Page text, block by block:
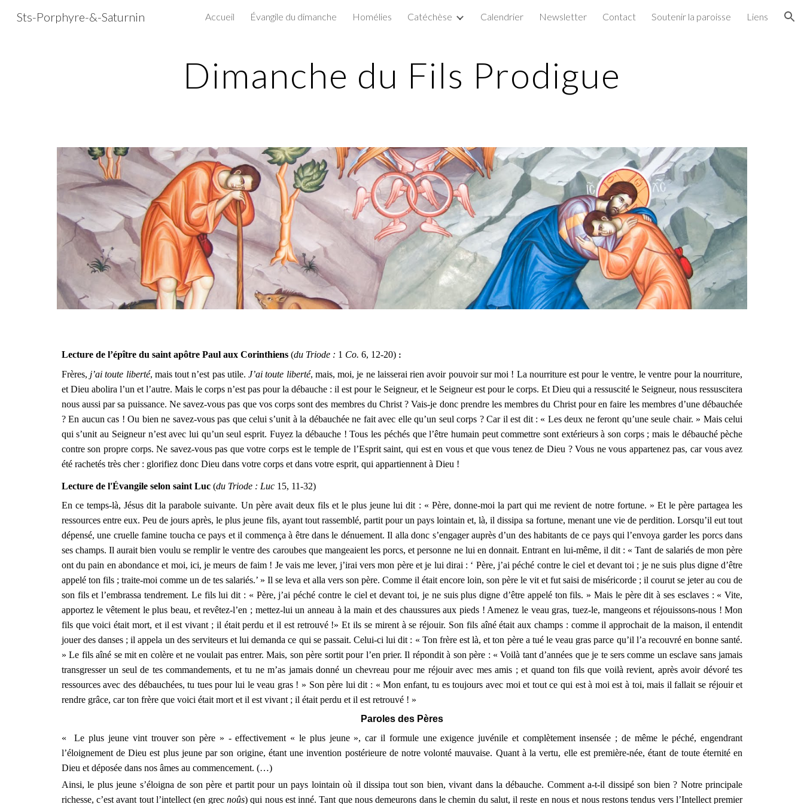
Skip to main content Skip to navigation
Sts-Porphyre-&-Saturnin Accueil Évangile du dimanche Homélies Catéchèse Calendrier Newsletter Contact Soutenir la paroisse Liens
Dimanche du Fils Prodigue
Lecture de l’épître du saint apôtre Paul aux Corinthiens (du Triode : 1 Co. 6, 12-20):
Frères, j’ai toute liberté, mais tout n’est pas utile.J’ai toute liberté, mais, moi, je ne laisserai rien avoir pouvoir sur moi ! La nourriture est pour le ventre, le ventre pour la nourriture,
et Dieu abolira l’un et l’autre. Mais le corps n’est pas pour la débauche : il est pour le Seigneur, et le Seigneur est pour le corps. Et Dieu qui a ressuscité le Seigneur, nous ressuscitera
nous aussi par sa puissance. Ne savez-vous pas que vos corps sont des membres du Christ ? Vais-je donc prendre les membres du Christ pour en faire les membres d’une débauchée
? En aucun cas ! Ou bien ne savez-vous pas que celui s’unit à la débauchée ne fait avec elle qu’un seul corps ? Car il est dit : « Les deux ne feront qu’une seule chair. » Mais celui
qui s’unit au Seigneur n’est avec lui qu’un seul esprit. Fuyez la débauche ! Tous les péchés que l’être humain peut commettre sont extérieurs à son corps ; mais le débauché pèche
contre son propre corps. Ne savez-vous pas que votre corps est le temple de l’Esprit saint, qui est en vous et que vous tenez de Dieu ? Vous ne vous appartenez pas, car vous avez
été rachetés très cher : glorifiez donc Dieu dans votre corps et dans votre esprit, qui appartiennent à Dieu !
Lecture de l'Évangile selon saint Luc(du Triode : Luc15, 11-32)
En ce temps-là, Jésus dit la parabole suivante. Un père avait deux fils et le plus jeune lui dit : « Père, donne-moi la part qui me revient de notre fortune. » Et le père partagea les
ressources entre eux. Peu de jours après, le plus jeune fils, ayant tout rassemblé, partit pour un pays lointain et, là, il dissipa sa fortune, menant une vie de perdition. Lorsqu’il eut tout
dépensé, une cruelle famine toucha ce pays et il commença à être dans le dénuement. Il alla donc s’engager auprès d’un des habitants de ce pays qui l’envoya garder les porcs dans
ses champs. Il aurait bien voulu se remplir le ventre des caroubes que mangeaient les porcs, et personne ne lui en donnait. Entrant en lui-même, il dit : « Tant de salariés de mon père
ont du pain en abondance et moi, ici, je meurs de faim ! Je vais me lever, j’irai vers mon père et je lui dirai : ‘ Père, j’ai péché contre le ciel et devant toi ; je ne suis plus digne d’être
appelé ton fils ; traite-moi comme un de tes salariés.’ » Il se leva et alla vers son père. Comme il était encore loin, son père le vit et fut saisi de miséricorde ; il courut se jeter au cou de
son fils et l’embrassa tendrement. Le fils lui dit : « Père, j’ai péché contre le ciel et devant toi, je ne suis plus digne d’être appelé ton fils. » Mais le père dit à ses esclaves : « Vite,
apportez le vêtement le plus beau, et revêtez-l’en ; mettez-lui un anneau à la main et des chaussures aux pieds ! Amenez le veau gras, tuez-le, mangeons et réjouissons-nous ! Mon
fils que voici était mort, et il est vivant ; il était perdu et il est retrouvé !» Et ils se mirent à se réjouir. Son fils aîné était aux champs : comme il approchait de la maison, il entendit
jouer des danses ; il appela un des serviteurs et lui demanda ce qui se passait. Celui-ci lui dit : « Ton frère est là, et ton père a tué le veau gras parce qu’il l’a recouvré en bonne santé.
» Le fils aîné se mit en colère et ne voulait pas entrer. Mais, son père sortit pour l’en prier. Il répondit à son père : « Voilà tant d’années que je te sers comme un esclave sans jamais
transgresser un seul de tes commandements, et tu ne m’as jamais donné un chevreau pour me réjouir avec mes amis ; et quand ton fils que voilà revient, après avoir dévoré tes
ressources avec des débauchées, tu tues pour lui le veau gras ! » Son père lui dit : « Mon enfant, tu es toujours avec moi et tout ce qui est à moi est à toi, mais il fallait se réjouir et
rendre grâce, car ton frère que voici était mort et il est vivant ; il était perdu et il est retrouvé ! »
Paroles des Pères
« Le plus jeune vint trouver son père » - effectivement « le plus jeune », car il formule une exigence juvénile et complètement insensée ; de même le péché, engendrant
l’éloignement de Dieu est plus jeune par son origine, étant une invention postérieure de notre volonté mauvaise. Quant à la vertu, elle est première-née, étant de toute éternité en
Dieu et déposée dans nos âmes au commencement. (…)
Ainsi, le plus jeune s’éloigna de son père et partit pour un pays lointain où il dissipa tout son bien, vivant dans la débauche. Comment a-t-il dissipé son bien ? Notre principale
richesse, c’est avant tout l’intellect (en grec noûs) qui nous est inné. Tant que nous demeurons dans le chemin du salut, il reste en nous et nous restons tendus vers l’Intellect premier